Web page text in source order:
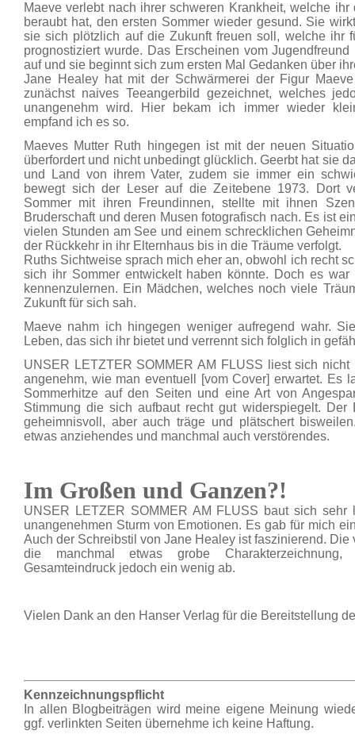
Maeve verlebt nach ihrer schweren Krankheit, welche
beraubt hat, den ersten Sommer wieder gesund. Sie
sie sich plötzlich auf die Zukunft freuen soll, welche ihr
prognostiziert wurde. Das Erscheinen vom
auf und sie beginnt sich zum ersten Mal Gedanken über
Jane Healey hat mit der Schwärmerei der Figur
zunächst naives Teeangerbild gezeichnet, welches
unangenehm wird. Hier bekam ich immer wieder
empfand ich es so.
Maeves Mutter Ruth hingegen ist mit der neuen
überfordert und nicht unbedingt glücklich. Geerbt hat sie
und Land von ihrem Vater, zudem sie immer ein
bewegt sich der Leser auf die Zeitebene 1973. Dort
Sommer mit ihren Freundinnen, stellte mit ihnen
Bruderschaft und deren Musen fotografisch nach. Es ist
vielen Stunden am See und einem schrecklichen
der Rückkehr in ihr Elternhaus bis in die Träume verfolgt.
Ruths Sichtweise sprach mich eher an, obwohl ich recht
sich ihr Sommer entwickelt haben könnte. Doch es
kennenzulernen. Ein Mädchen, welches noch viele
Zukunft für sich sah.
Maeve nahm ich hingegen weniger aufregend wahr.
Leben, das sich ihr bietet und verrennt sich folglich in
UNSER LETZTER SOMMER AM FLUSS liest sich
angenehm, wie man eventuell [vom Cover] erwartet. Es
Sommerhitze auf den Seiten und eine Art von
Stimmung die sich aufbaut recht gut widerspiegelt.
geheimnisvoll, aber auch träge und plätschert
etwas anziehendes und manchmal auch verstörendes.
Im Großen und Ganzen?!
UNSER LETZER SOMMER AM FLUSS baut sich sehr
unangenehmen Sturm von Emotionen. Es gab für mich
Auch der Schreibstil von Jane Healey ist faszinierend.
die manchmal etwas grobe
Gesamteindruck jedoch ein wenig ab.
Vielen Dank an den Hanser Verlag für die Bereitstellung
Kennzeichnungspflicht
In allen Blogbeiträgen wird meine eigene Meinung
ggf. verlinkten Seiten übernehme ich keine Haftung.